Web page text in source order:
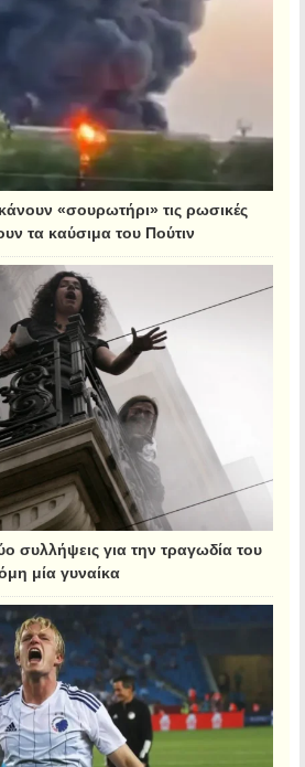
«σουρωτήρι» τις ρωσικές
τα καύσιμα του Πούτιν
συλλήψεις για την τραγωδία του
μία γυναίκα